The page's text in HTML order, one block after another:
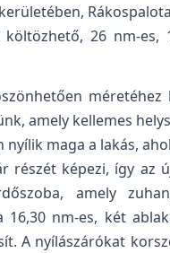
26 nm-
amely kellemes
maga a lakás,
részét képezi, így
amely
16,30 nm-es, két
A nyílászárókat